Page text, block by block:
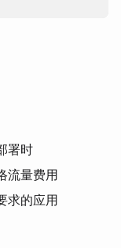
署时
流量费用
求的应用